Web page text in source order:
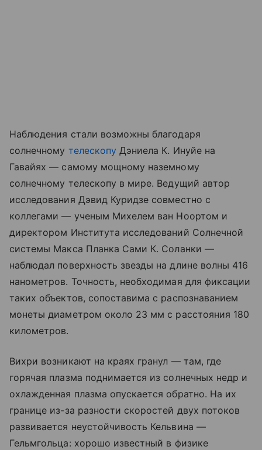
Наблюдения стали возможны благодаря
солнечному телескопу Дэниела К. Инуйе на
Гавайях — самому мощному наземному
солнечному телескопу в мире. Ведущий автор
исследования Дэвид Куридзе совместно с
коллегами — ученым Михелем ван Ноортом и
директором Института исследований Солнечной
системы Макса Планка Сами К. Соланки —
наблюдал поверхность звезды на длине волны 416
нанометров. Точность, необходимая для фиксации
таких объектов, сопоставима с распознаванием
монеты диаметром около 23 мм с расстояния 180
километров.
Вихри возникают на краях гранул — там, где
горячая плазма поднимается из солнечных недр и
охлажденная плазма опускается обратно. На их
границе из-за разности скоростей двух потоков
развивается неустойчивость Кельвина —
Гельмгольца: хорошо известный в физике